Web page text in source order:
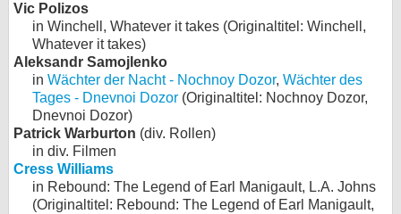
Vic Polizos
in Winchell, Whatever it takes (Originaltitel: Winchell,
Whatever it takes)
Aleksandr Samojlenko
in Wächter der Nacht - Nochnoy Dozor, Wächter des
Tages - Dnevnoi Dozor (Originaltitel: Nochnoy Dozor,
Dnevnoi Dozor)
Patrick Warburton (div. Rollen)
in div. Filmen
Cress Williams
in Rebound: The Legend of Earl Manigault, L.A. Johns
(Originaltitel: Rebound: The Legend of Earl Manigault,